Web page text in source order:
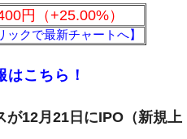
円（+25.00%）
ックで最新チャートへ】
こちら！
が12月21日にIPO（新規上